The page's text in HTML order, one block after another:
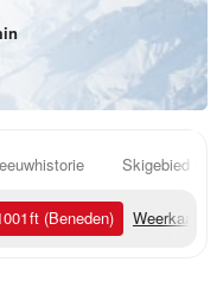
Skigebied
ft (Beneden)